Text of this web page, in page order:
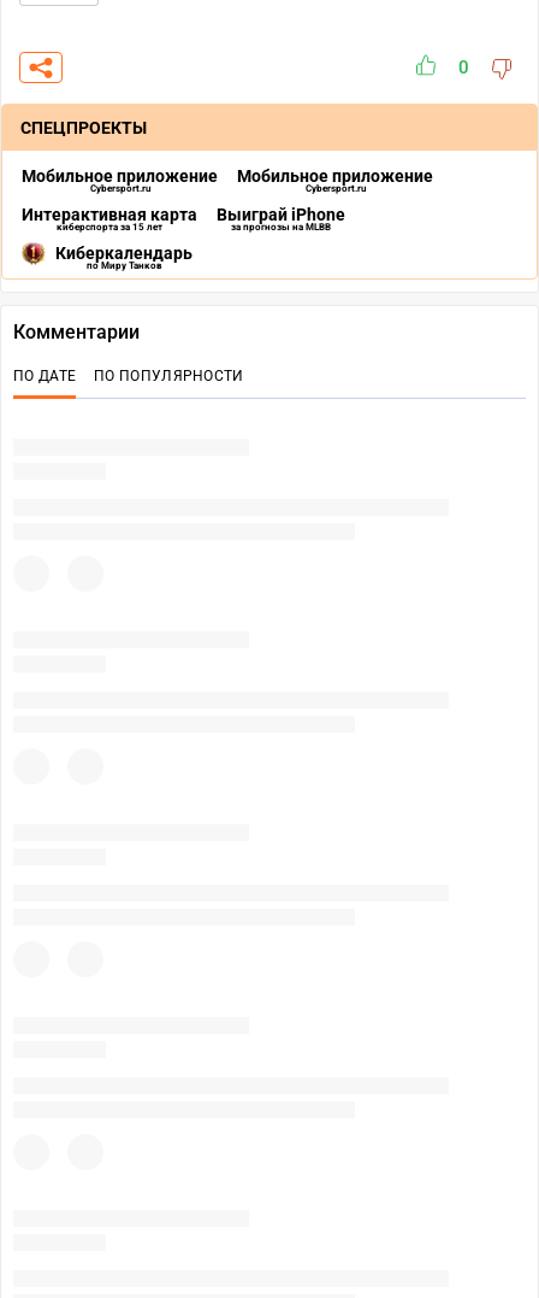
0
СПЕЦПРОЕКТЫ
Мобильное приложение
Cybersport.ru
Мобильное приложение
Cybersport.ru
Интерактивная карта
киберспорта за 15 лет
Выиграй iPhone
за прогнозы на MLBB
Киберкалендарь
по Миру Танков
Комментарии
ПО ДАТЕ ПО ПОПУЛЯРНОСТИ